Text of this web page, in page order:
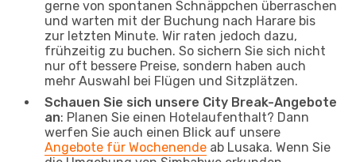
gerne von spontanen Schnäppchen überraschen
und warten mit der Buchung nach Harare bis
zur letzten Minute. Wir raten jedoch dazu,
frühzeitig zu buchen. So sichern Sie sich nicht
nur oft bessere Preise, sondern haben auch
mehr Auswahl bei Flügen und Sitzplätzen.
Schauen Sie sich unsere City Break-Angebote
an: Planen Sie einen Hotelaufenthalt? Dann
werfen Sie auch einen Blick auf unsere
Angebote für Wochenende ab Lusaka. Wenn Sie